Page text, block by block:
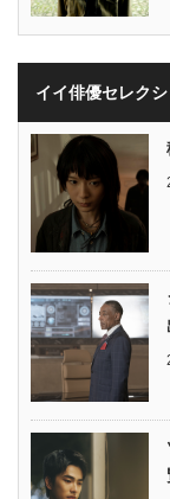
イイ俳優セレク